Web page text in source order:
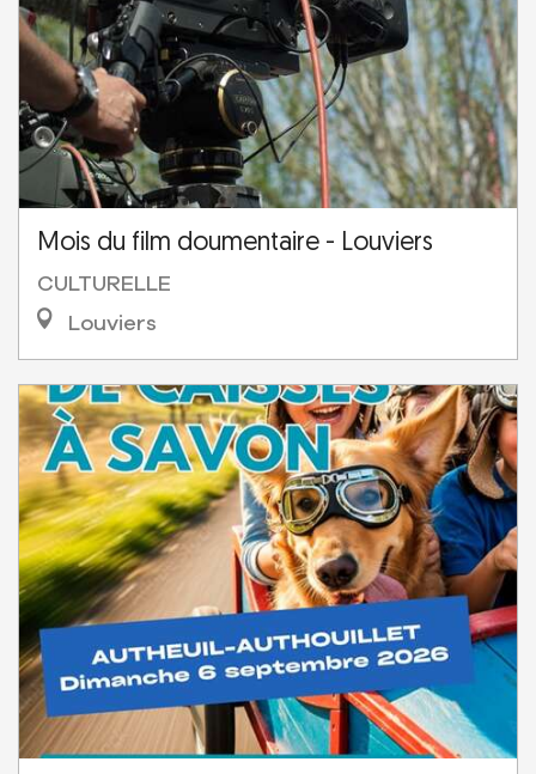
Mois du film doumentaire - Louviers
CULTURELLE
Louviers